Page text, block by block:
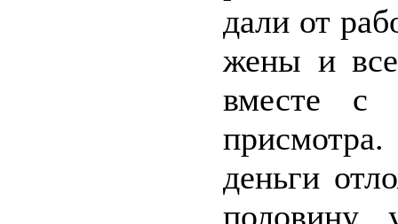
дали от
жены и
вместе с
деньги